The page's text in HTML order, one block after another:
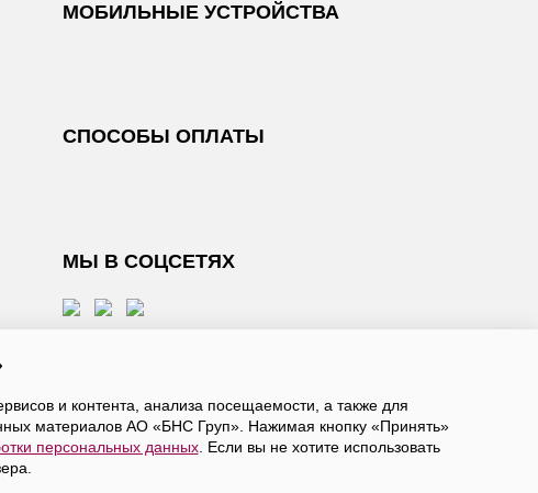
МОБИЛЬНЫЕ УСТРОЙСТВА
СПОСОБЫ ОПЛАТЫ
МЫ В СОЦСЕТЯХ
, даетесогласие на обработку персональных данных
и контента, анализа посещаемости, а также для
материалов АО «БНС Груп». Нажимая кнопку «Принять»
персональных данных. Если вы не хотите использовать